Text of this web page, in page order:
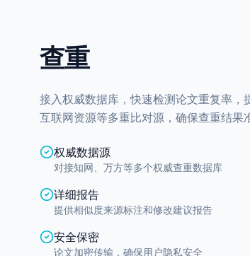
查重
接入权威数据库，快速检测论文重复率，
互联网资源等多重比对源，确保查重结果
权威数据源
对接知网、万方等多个权威查重数据库
详细报告
提供相似度来源标注和修改建议报告
安全保密
论文加密传输，确保用户隐私安全